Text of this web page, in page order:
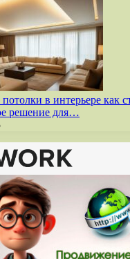
в интерьере как
решение для…